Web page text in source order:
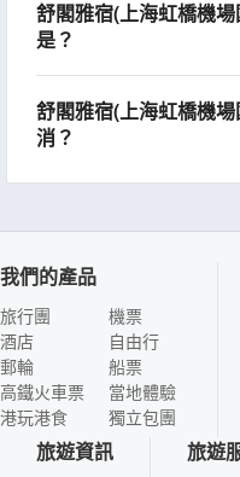
舒閣雅宿(上海虹橋機
是？
舒閣雅宿(上海虹橋機
消？
我們的產品
旅行團
酒店
郵輪
高鐵火車票
港玩港食
機票
自由行
船票
當地體驗
獨立包團
旅遊資訊 旅遊